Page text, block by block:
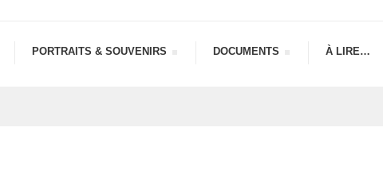
PORTRAITS & SOUVE­NIRS DOCU­MENTS À LIRE…